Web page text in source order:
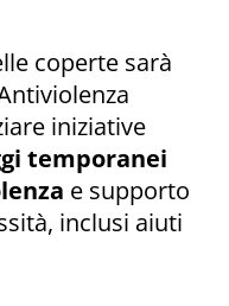
coperte sarà
iniziative
temporanei
e supporto
inclusi aiuti